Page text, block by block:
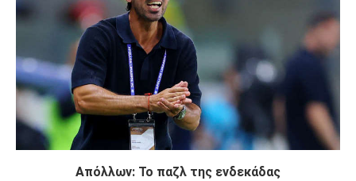
Απόλλων: Το παζλ της ενδεκάδας